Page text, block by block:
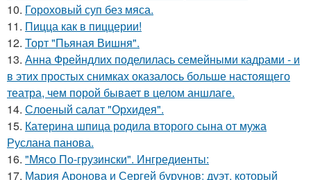
10. Гороховый суп без мяса.
11. Пицца как в пиццерии!
12. Торт "Пьяная Вишня".
13. Анна Фрейндлих поделилась семейными кадрами - и
в этих простых снимках оказалось больше настоящего
театра, чем порой бывает в целом аншлаге.
14. Слоеный салат "Орхидея".
15. Катерина шпица родила второго сына от мужа
Руслана панова.
16. "Мясо По-грузински". Ингредиенты:
17. Мария Аронова и Сергей бурунов: дуэт, который